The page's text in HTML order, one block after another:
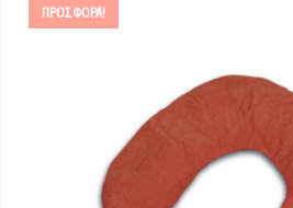
ΠΡΟΣΦΟΡΆ!